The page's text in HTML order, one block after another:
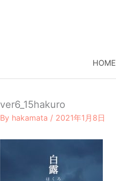
HOME
ver6_15hakuro
By hakamata / 2021年1月8日